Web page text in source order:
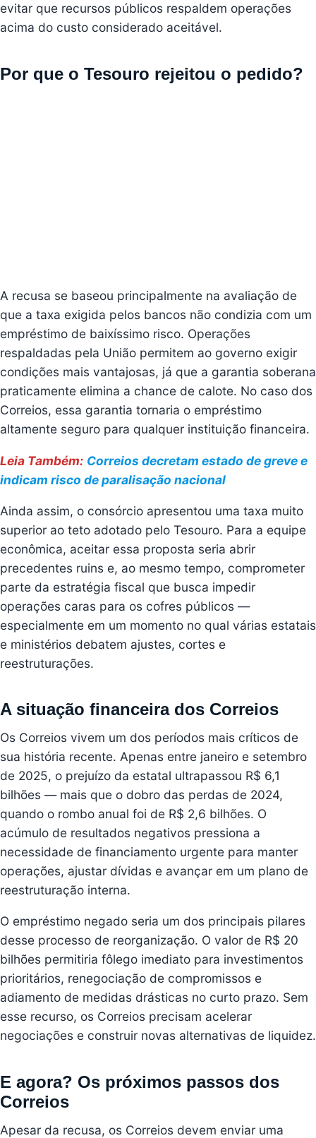
evitar que recursos públicos respaldem operações
acima do custo considerado aceitável.
Por que o Tesouro rejeitou o pedido?
A recusa se baseou principalmente na avaliação de
que a taxa exigida pelos bancos não condizia com um
empréstimo de baixíssimo risco. Operações
respaldadas pela União permitem ao governo exigir
condições mais vantajosas, já que a garantia soberana
praticamente elimina a chance de calote. No caso dos
Correios, essa garantia tornaria o empréstimo
altamente seguro para qualquer instituição financeira.
Leia Também: Correios decretam estado de greve e
indicam risco de paralisação nacional
Ainda assim, o consórcio apresentou uma taxa muito
superior ao teto adotado pelo Tesouro. Para a equipe
econômica, aceitar essa proposta seria abrir
precedentes ruins e, ao mesmo tempo, comprometer
parte da estratégia fiscal que busca impedir
operações caras para os cofres públicos —
especialmente em um momento no qual várias estatais
e ministérios debatem ajustes, cortes e
reestruturações.
A situação financeira dos Correios
Os Correios vivem um dos períodos mais críticos de
sua história recente. Apenas entre janeiro e setembro
de 2025, o prejuízo da estatal ultrapassou R$ 6,1
bilhões — mais que o dobro das perdas de 2024,
quando o rombo anual foi de R$ 2,6 bilhões. O
acúmulo de resultados negativos pressiona a
necessidade de financiamento urgente para manter
operações, ajustar dívidas e avançar em um plano de
reestruturação interna.
O empréstimo negado seria um dos principais pilares
desse processo de reorganização. O valor de R$ 20
bilhões permitiria fôlego imediato para investimentos
prioritários, renegociação de compromissos e
adiamento de medidas drásticas no curto prazo. Sem
esse recurso, os Correios precisam acelerar
negociações e construir novas alternativas de liquidez.
E agora? Os próximos passos dos
Correios
Apesar da recusa, os Correios devem enviar uma